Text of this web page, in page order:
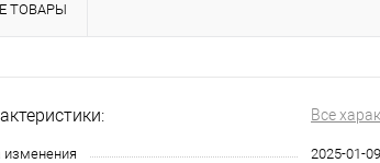
ТОВАРЫ
Все
изменения
2025-01-09